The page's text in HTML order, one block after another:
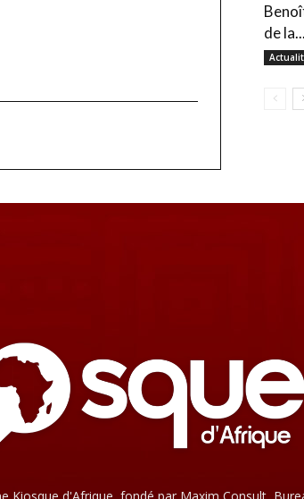
de la...
Kiosque d'Afrique, fondé par Maxim Consult,